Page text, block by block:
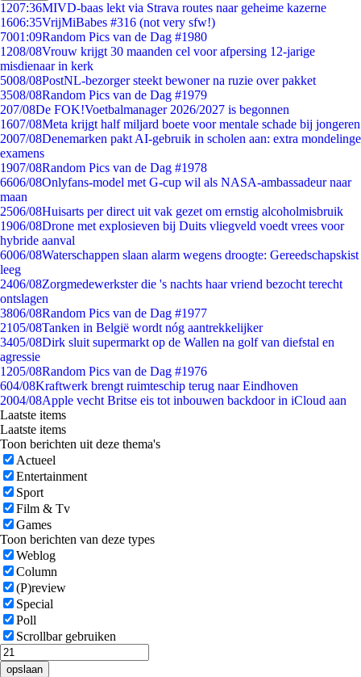
1207:36MIVD-baas lekt via Strava routes naar geheime kazerne
1606:35VrijMiBabes #316 (not very sfw!)
7001:09Random Pics van de Dag #1980
1208/08Vrouw krijgt 30 maanden cel voor afpersing 12-jarige
misdienaar in kerk
5008/08PostNL-bezorger steekt bewoner na ruzie over pakket
3508/08Random Pics van de Dag #1979
207/08De FOK!Voetbalmanager 2026/2027 is begonnen
1607/08Meta krijgt half miljard boete voor mentale schade bij jongeren
2007/08Denemarken pakt AI-gebruik in scholen aan: extra mondelinge
examens
1907/08Random Pics van de Dag #1978
6606/08Onlyfans-model met G-cup wil als NASA-ambassadeur naar
maan
2506/08Huisarts per direct uit vak gezet om ernstig alcoholmisbruik
1906/08Drone met explosieven bij Duits vliegveld voedt vrees voor
hybride aanval
6006/08Waterschappen slaan alarm wegens droogte: Gereedschapskist
leeg
2406/08Zorgmedewerkster die 's nachts haar vriend bezocht terecht
ontslagen
3806/08Random Pics van de Dag #1977
2105/08Tanken in België wordt nóg aantrekkelijker
3405/08Dirk sluit supermarkt op de Wallen na golf van diefstal en
agressie
1205/08Random Pics van de Dag #1976
604/08Kraftwerk brengt ruimteschip terug naar Eindhoven
2004/08Apple vecht Britse eis tot inbouwen backdoor in iCloud aan
Laatste items
Laatste items
Toon berichten uit deze thema's
Actueel
Entertainment
Sport
Film & Tv
Games
Toon berichten van deze types
Weblog
Column
(P)review
Special
Poll
Scrollbar gebruiken
opslaan